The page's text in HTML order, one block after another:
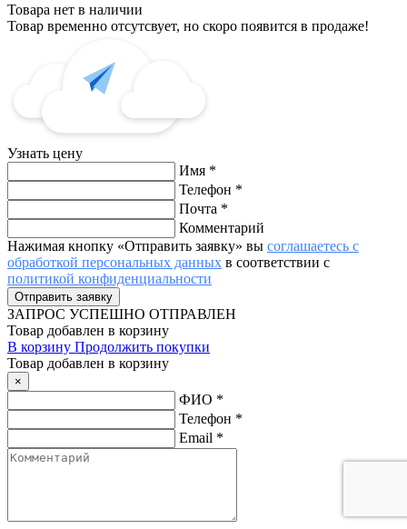
Товара нет в наличии
Товар временно отсутсвует, но скоро появится в продаже!
Узнать цену
Имя *
Телефон *
Почта *
Комментарий
Нажимая кнопку «Отправить заявку» вы соглашаетесь с
обработкой персональных данных в соответствии с
политикой конфиденциальности
ЗАПРОС УСПЕШНО ОТПРАВЛЕН
Товар добавлен в корзину
В корзину Продолжить покупки
Товар добавлен в корзину
×
ФИО *
Телефон *
Email *